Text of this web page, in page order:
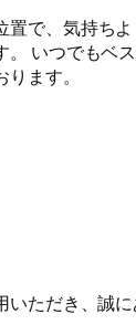
置で、気持ち
。 いつでもベ
ます。
いただき、誠